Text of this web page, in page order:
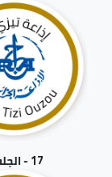
17 - الجلفة